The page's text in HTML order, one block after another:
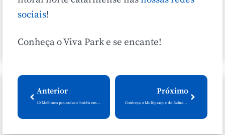
sociais!
Conheça o Viva Park e se encante!
Anterior
10 Melhores pousadas e hotéis em Balneário Camboriú
Próximo
Conheça o Multiparque de Balneário Camboriú